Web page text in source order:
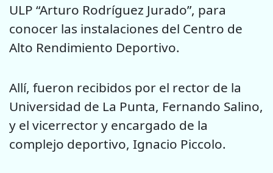
ULP “Arturo Rodríguez Jurado”, para
conocer las instalaciones del Centro de
Alto Rendimiento Deportivo.
Allí, fueron recibidos por el rector de la
Universidad de La Punta, Fernando Salino,
y el vicerrector y encargado de la
complejo deportivo, Ignacio Piccolo.